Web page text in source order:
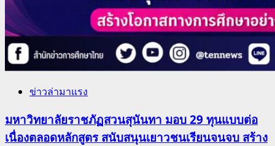
ข่าวล่ามาแรง
มหาวิทยาลัยราชภัฏสวนสุนันทา มอบ 29 ทุนแบบต่อ
เนื่องตลอดหลักสูตร สนับสนุนเยาวชนเรียนจนจบ สร้าง